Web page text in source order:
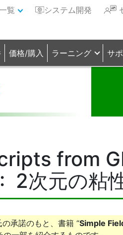
システム開発
覧
価格/購入 ラーニング サ
from
2次元の粘
の承諾のもと、書籍 “Simple